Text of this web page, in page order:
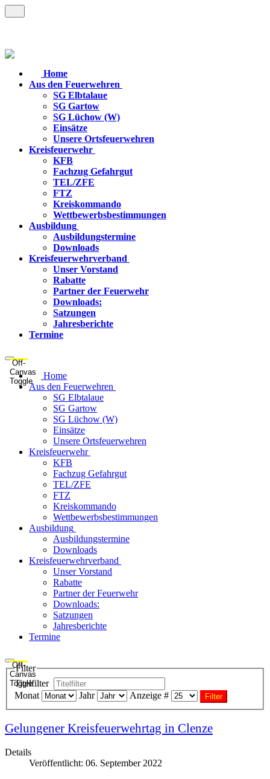
Home
Aus den Feuerwehren
SG Elbtalaue
SG Gartow
SG Lüchow (W)
Einsätze
Unsere Ortsfeuerwehren
Kreisfeuerwehr
KFB
Fachzug Gefahrgut
TEL/ZFE
FTZ
Kreiskommando
Wettbewerbsbestimmungen
Ausbildung
Ausbildungstermine
Downloads
Kreisfeuerwehrverband
Unser Vorstand
Rabatte
Partner der Feuerwehr
Downloads:
Satzungen
Jahresberichte
Termine
Off-
Canvas
Toggle
Home
Aus den Feuerwehren
SG Elbtalaue
SG Gartow
SG Lüchow (W)
Einsätze
Unsere Ortsfeuerwehren
Kreisfeuerwehr
KFB
Fachzug Gefahrgut
TEL/ZFE
FTZ
Kreiskommando
Wettbewerbsbestimmungen
Ausbildung
Ausbildungstermine
Downloads
Kreisfeuerwehrverband
Unser Vorstand
Rabatte
Partner der Feuerwehr
Downloads:
Satzungen
Jahresberichte
Termine
Off-
Canvas
Toggle
Filter
Titelfilter
Monat
Jahr Anzeige # Filter
Gelungener Kreisfeuerwehrtag in Clenze
Details
Veröffentlicht: 06. September 2022